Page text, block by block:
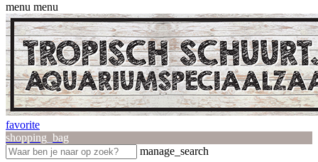
menu menu
favorite
shopping_bag
manage_search